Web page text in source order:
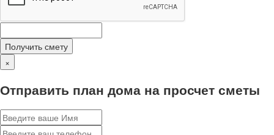
Получить смету
×
Отправить план дома на просчет сметы